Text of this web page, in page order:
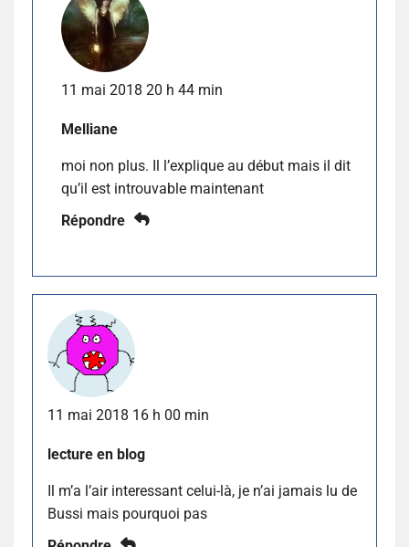
11 mai 2018 20 h 44 min
Melliane
moi non plus. Il l’explique au début mais il dit
qu’il est introuvable maintenant
Répondre
11 mai 2018 16 h 00 min
lecture en blog
Il m’a l’air interessant celui-là, je n’ai jamais lu de
Bussi mais pourquoi pas